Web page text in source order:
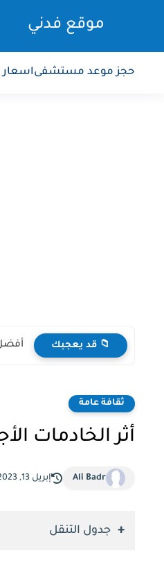
موقع فدني
حجز موعد مستشفى
📁 قد يعجبك
ثقافة عامة
أثر الخادمات
Ali Badr إبريل 13, 2023
جدول التنقل